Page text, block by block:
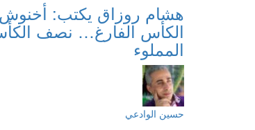
هشام روزاق يكتب:
الكأس الفارغ… نصف
المملوء
حسين الوادعي